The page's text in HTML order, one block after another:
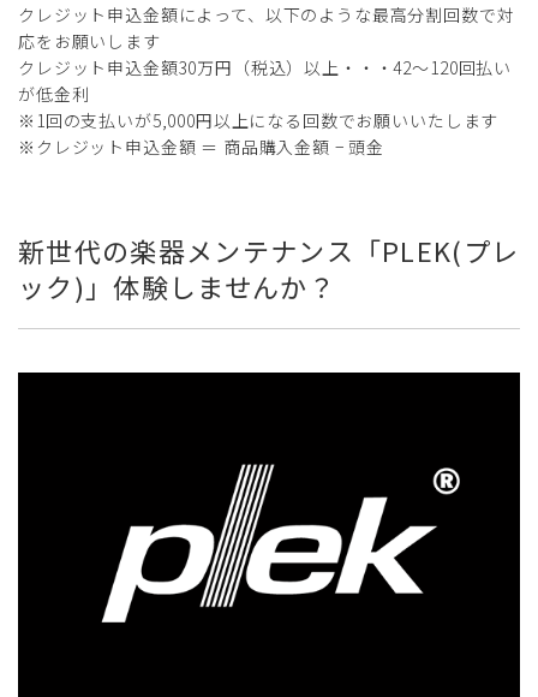
クレジット申込金額によって、以下のような最高分割回数で対
応をお願いします
クレジット申込金額30万円（税込）以上・・・42～120回払い
が低金利
※1回の支払いが5,000円以上になる回数でお願いいたします
※クレジット申込金額 ＝ 商品購入金額 − 頭金
新世代の楽器メンテナンス「PLEK(プレ
ック)」体験しませんか？